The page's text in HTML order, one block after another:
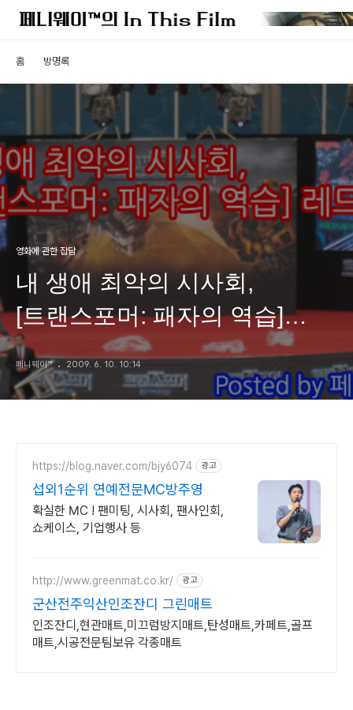
홈 방명록
영화에 관한 잡담
내 생애 최악의 시사회,
[트랜스포머: 패자의 역습]
레드카펫 행사
페니웨이™ 2009. 6. 10. 10:14
https://blog.naver.com/bjy6074 광고
섭외1순위 연예전문MC방주영
확실한 MC ! 팬미팅, 시사회, 팬사인회,
쇼케이스, 기업행사 등
http://www.greenmat.co.kr/ 광고
군산전주익산인조잔디 그린매트
인조잔디,현관매트,미끄럼방지매트,탄성매트,카페트,골프
매트,시공전문팀보유 각종매트